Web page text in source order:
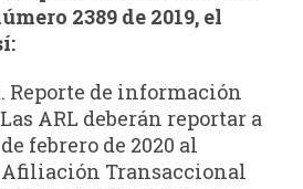
2389 de 2019, el
Reporte de información
ARL deberán reportar a
febrero de 2020 al
Afiliación Transaccional